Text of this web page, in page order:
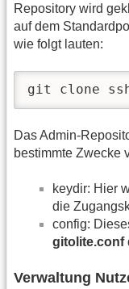
Repository wird
auf dem
wie folgt lauten:
git clone
Das Admin-
bestimmte Zwecke
keydir: Hier
die
config:
gitolite.conf
Verwaltung